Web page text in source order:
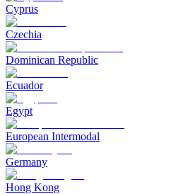
Cyprus
Czechia
Dominican Republic
Ecuador
Egypt
European Intermodal
Germany
Hong Kong